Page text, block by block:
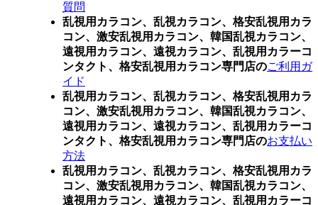
質問
乱視用カラコン、乱視カラコン、格安乱視用カラ
コン、激安乱視用カラコン、韓国乱視カラコン、
遠視用カラコン、遠視カラコン、乱視用カラーコ
ンタクト、格安乱視用カラコン専門店のご利用ガ
イド
乱視用カラコン、乱視カラコン、格安乱視用カラ
コン、激安乱視用カラコン、韓国乱視カラコン、
遠視用カラコン、遠視カラコン、乱視用カラーコ
ンタクト、格安乱視用カラコン専門店のお支払い
方法
乱視用カラコン、乱視カラコン、格安乱視用カラ
コン、激安乱視用カラコン、韓国乱視カラコン、
遠視用カラコン、遠視カラコン、乱視用カラーコ